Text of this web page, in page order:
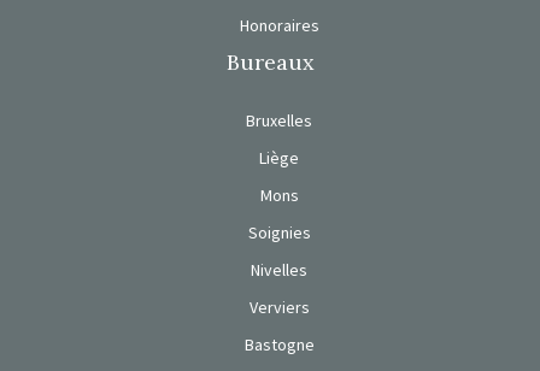
Honoraires
Bureaux
Bruxelles
Liège
Mons
Soignies
Nivelles
Verviers
Bastogne